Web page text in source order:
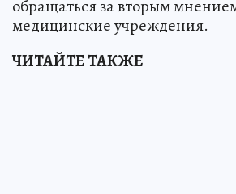
обращаться за вторым
медицинские учреждения.
ЧИТАЙТЕ ТАКЖЕ